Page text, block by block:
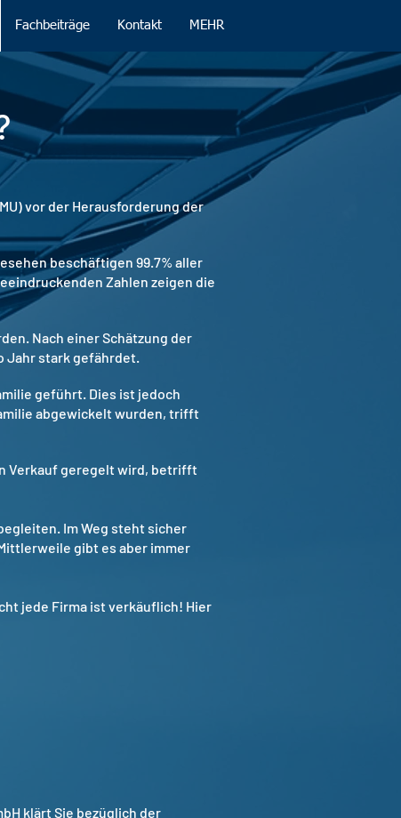
Fachbeiträge Kontakt MEHR
vor der Herausforderung der
beschäftigen 99.7% aller
Zahlen zeigen die
Nach einer Schätzung der
Jahr stark gefährdet.
geführt. Dies ist jedoch
abgewickelt wurden, trifft
Verkauf geregelt wird, betrifft
Im Weg steht sicher
gibt es aber immer
jede Firma ist verkäuflich! Hier
klärt Sie bezüglich der